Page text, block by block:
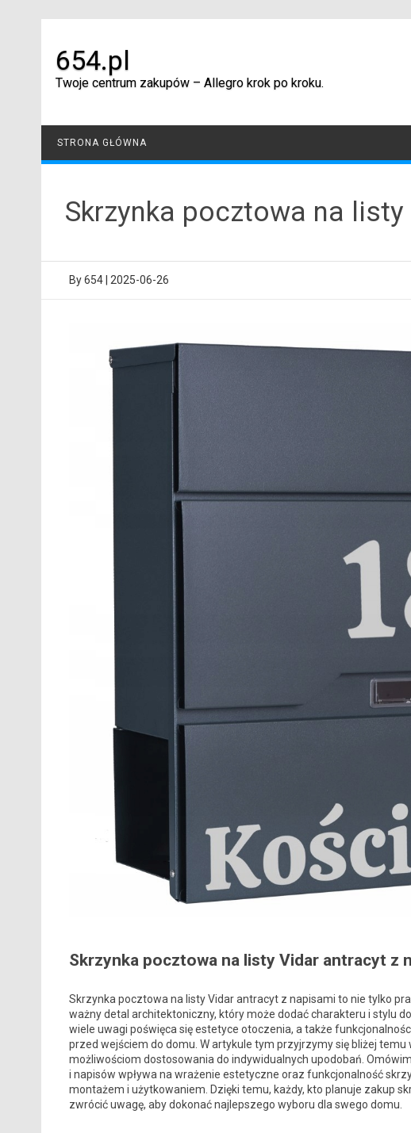
654.pl
Twoje centrum zakupów – Allegro krok po kroku.
STRONA GŁÓWNA
Skrzynka pocztowa na
By654 2025-06-26
Skrzynka pocztowa na listy Vidar antracyt z
Skrzynka pocztowa na listy Vidar antracyt z napisami to nie tylko
ważny detal architektoniczny, który może dodać charakteru i stylu
wiele uwagi poświęca się estetyce otoczenia, a także
przed wejściem do domu. W artykule tym przyjrzymy się bliżej
możliwościom dostosowania do indywidualnych upodobań.
i napisów wpływa na wrażenie estetyczne oraz funkcjonalność
montażem i użytkowaniem. Dzięki temu, każdy, kto planuje zakup
zwrócić uwagę, aby dokonać najlepszego wyboru dla swego domu.